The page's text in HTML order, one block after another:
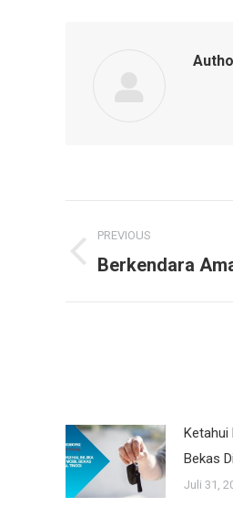
navigation
PREVIOUS
Previous
Berkendara
Ketahui
Bekas
Juli 31,